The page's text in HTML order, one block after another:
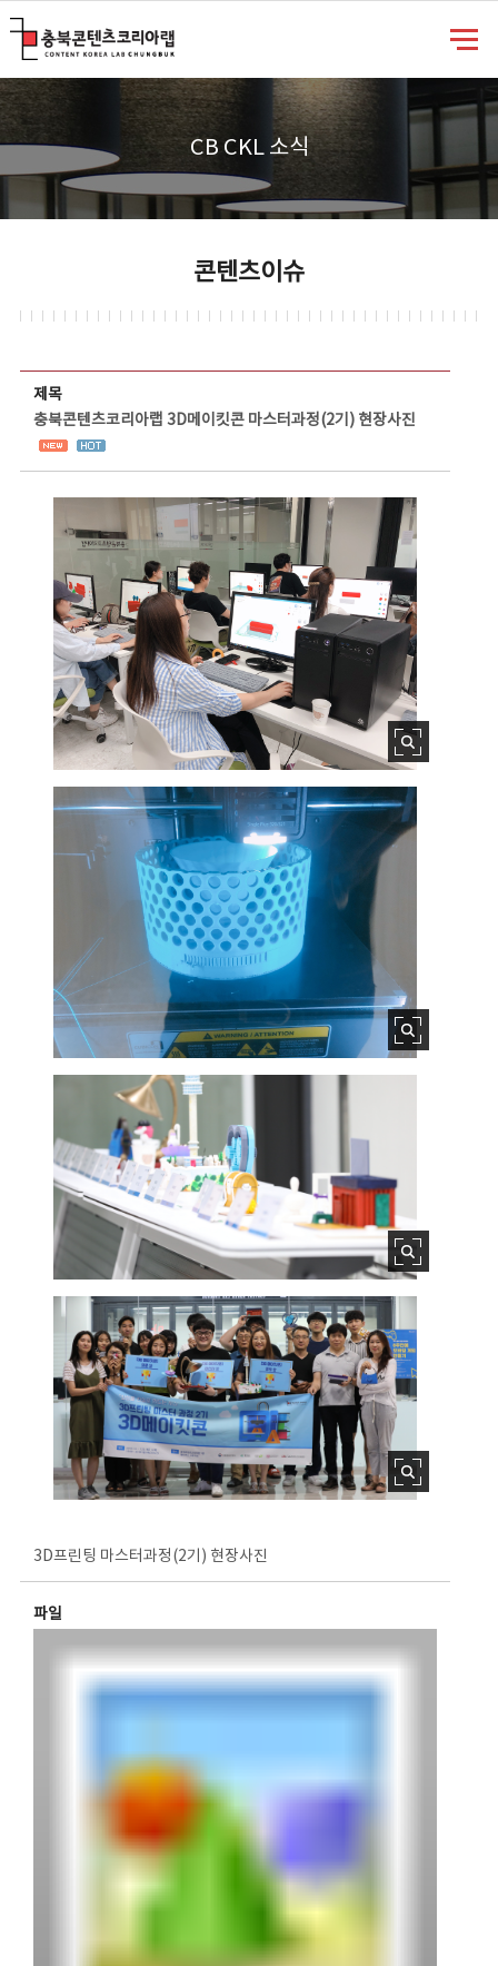
CB CKL 소식
콘텐츠이슈
제목
충북콘텐츠코리아랩 3D메이킷콘 마스터과정(2기) 현장사진
3D프린팅 마스터과정(2기) 현장사진
파일